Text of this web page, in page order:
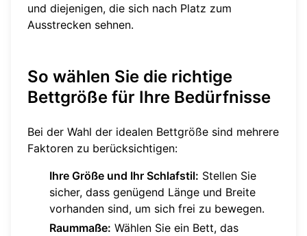
und diejenigen, die sich nach Platz zum
Ausstrecken sehnen.
So wählen Sie die richtige
Bettgröße für Ihre Bedürfnisse
Bei der Wahl der idealen Bettgröße sind mehrere
Faktoren zu berücksichtigen:
Ihre Größe und Ihr Schlafstil: Stellen Sie
sicher, dass genügend Länge und Breite
vorhanden sind, um sich frei zu bewegen.
Raummaße: Wählen Sie ein Bett, das